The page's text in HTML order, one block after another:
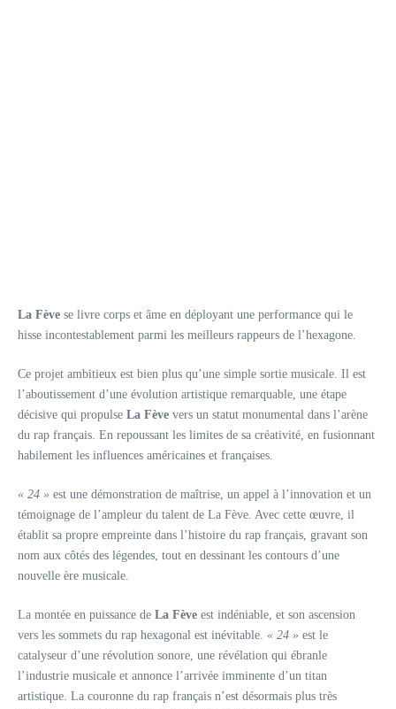
La Fève se livre corps et âme en déployant une performance qui le
hisse incontestablement parmi les meilleurs rappeurs de l’hexagone.
Ce projet ambitieux est bien plus qu’une simple sortie musicale. Il est
l’aboutissement d’une évolution artistique remarquable, une étape
décisive qui propulse La Fève vers un statut monumental dans l’arène
du rap français. En repoussant les limites de sa créativité, en fusionnant
habilement les influences américaines et françaises.
« 24 » est une démonstration de maîtrise, un appel à l’innovation et un
témoignage de l’ampleur du talent de La Fève. Avec cette œuvre, il
établit sa propre empreinte dans l’histoire du rap français, gravant son
nom aux côtés des légendes, tout en dessinant les contours d’une
nouvelle ère musicale.
La montée en puissance de La Fève est indéniable, et son ascension
vers les sommets du rap hexagonal est inévitable. « 24 » est le
catalyseur d’une révolution sonore, une révélation qui ébranle
l’industrie musicale et annonce l’arrivée imminente d’un titan
artistique. La couronne du rap français n’est désormais plus très